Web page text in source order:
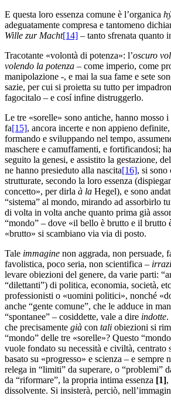
E questa loro essenza comune è l’organica
adeguatamente compresa e tantomeno
Wille zur Macht[14] – tanto sfrenata quanto
Tracotante «volontà di potenza»: l’oscuro
volendo la potenza – come imperio, come
manipolazione -, e mai la sua fame e sete
sazie, per cui si proietta su tutto per
fagocitalo – e cosí infine distruggerlo.
Le tre «sorelle» sono antiche, hanno mosso
fa[15], ancora incerte e non appieno
formando e sviluppando nel tempo,
maschere e camuffamenti, e fortificandosi;
seguito la genesi, e assistito la gestazione,
ne hanno presieduto alla nascita[16], si sono
strutturate, secondo la loro essenza
concetto», per dirla à la Hegel), e sono
“sistema” al mondo, mirando ad assorbirlo
di volta in volta anche quanto prima già
“mondo” – dove «il bello è brutto e il brutto
«brutto» si scambiano via via di posto.
Tale immagine non aggrada, non persuade,
favolistica, poco seria, non scientifica –
levare obiezioni del genere, da varie parti:
“dilettanti”) di politica, economia, società,
professionisti o «uomini politici», nonché
anche “gente comune”, che le adduce in
“spontanee” – cosiddette, vale a dire indotte.
che precisamente già con tali obiezioni si
“mondo” delle tre «sorelle»? Questo
vuole fondato su necessità e civiltà, centrato
basato su «progresso» e scienza – e sempre
relega in “limiti” da superare, o “problemi”
da “riformare”, la propria intima essenza [1],
dissolvente. Si insisterà, perciò,